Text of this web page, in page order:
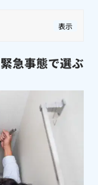
表示
急事態で選ぶ